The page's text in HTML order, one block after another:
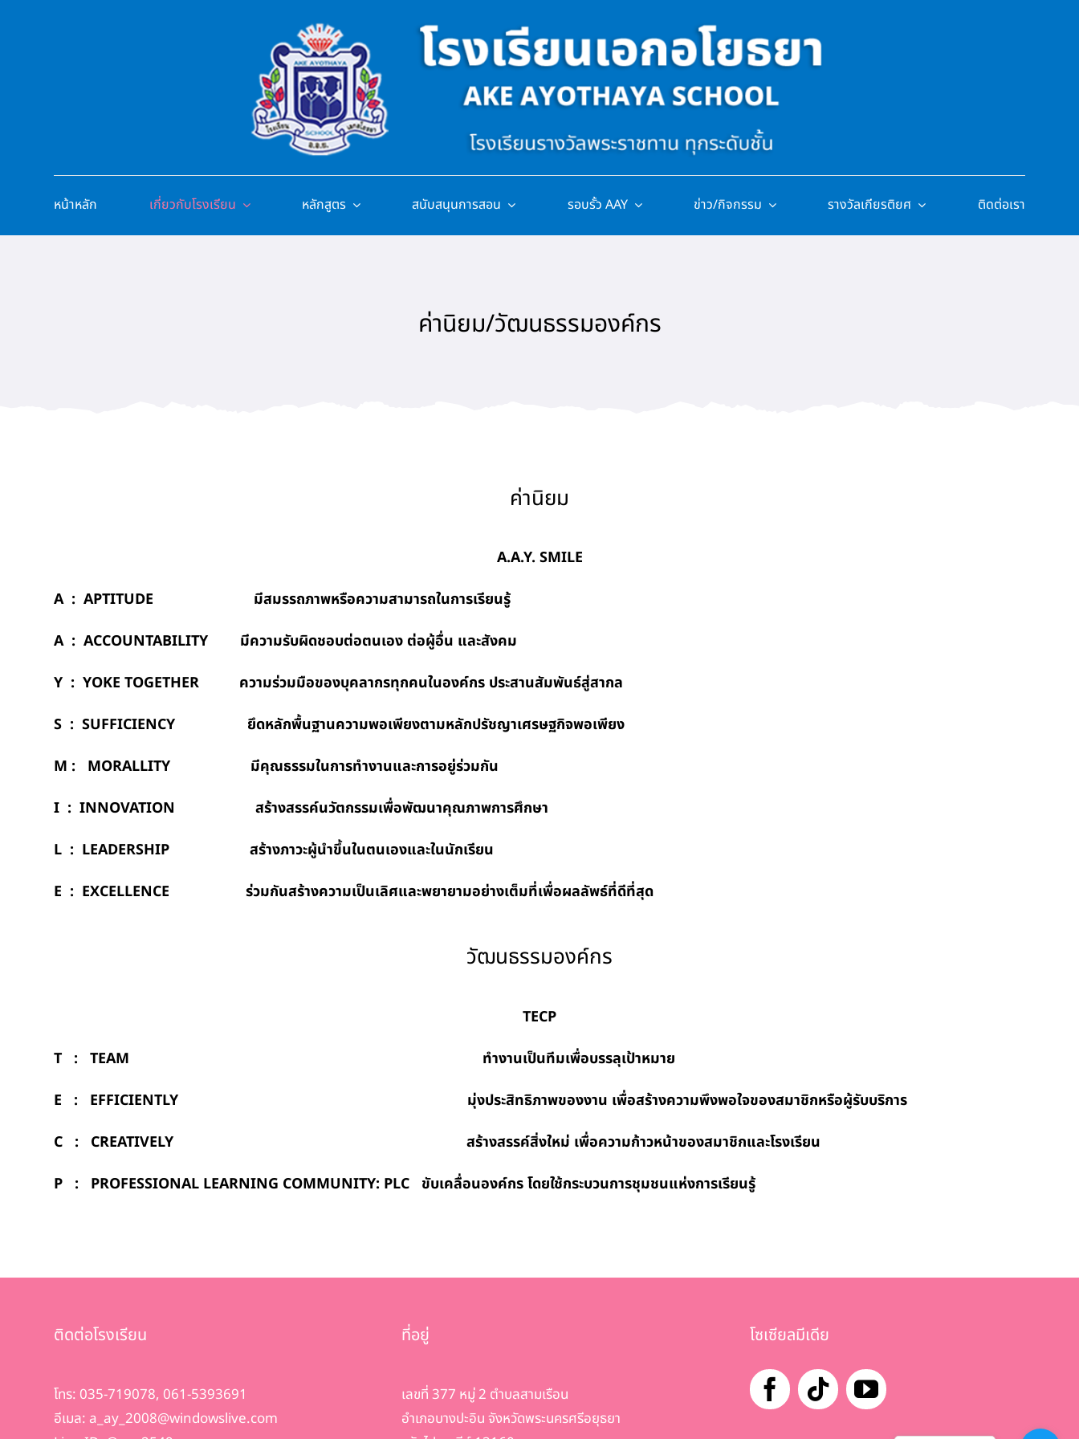
หน้าหลัก เกี่ยวกับโรงเรียน หลักสูตร สนับสนุนการสอน รอบรั้ว AAY ข่าว/กิจกรรม รางวัลเกียรติยศ ติดต่อเรา
ค่านิยม/วัฒนธรรมองค์กร
ค่านิยม
A.A.Y. SMILE
A : APTITUDE มีสมรรถภาพหรือความสามารถในการเรียนรู้
A : ACCOUNTABILITY มีความรับผิดชอบต่อตนเอง ต่อผู้อื่น และสังคม
Y : YOKE TOGETHER ความร่วมมือของบุคลากรทุกคนในองค์กร ประสานสัมพันธ์สู่สากล
S : SUFFICIENCY ยึดหลักพื้นฐานความพอเพียงตามหลักปรัชญาเศรษฐกิจพอเพียง
M : MORALLITY มีคุณธรรมในการทำงานและการอยู่ร่วมกัน
I : INNOVATION สร้างสรรค์นวัตกรรมเพื่อพัฒนาคุณภาพการศึกษา
L : LEADERSHIP สร้างภาวะผู้นำขึ้นในตนเองและในนักเรียน
E : EXCELLENCE ร่วมกันสร้างความเป็นเลิศและพยายามอย่างเต็มที่เพื่อผลลัพธ์ที่ดีที่สุด
วัฒนธรรมองค์กร
TECP
T : TEAM ทำงานเป็นทีมเพื่อบรรลุเป้าหมาย
E : EFFICIENTLY มุ่งประสิทธิภาพของงาน เพื่อสร้างความพึงพอใจของสมาชิกหรือผู้รับบริการ
C : CREATIVELY สร้างสรรค์สิ่งใหม่ เพื่อความก้าวหน้าของสมาชิกและโรงเรียน
P : PROFESSIONAL LEARNING COMMUNITY: PLC ขับเคลื่อนองค์กร โดยใช้กระบวนการชุมชนแห่งการเรียนรู้
ติดต่อโรงเรียน
โทร: 035-719078, 061-5393691
อีเมล: a_ay_2008@windowslive.com
ที่อยู่
เลขที่ 377 หมู่ 2 ตำบลสามเรือน
อำเภอบางปะอิน จังหวัดพระนครศรีอยุธยา
โซเซียลมีเดีย